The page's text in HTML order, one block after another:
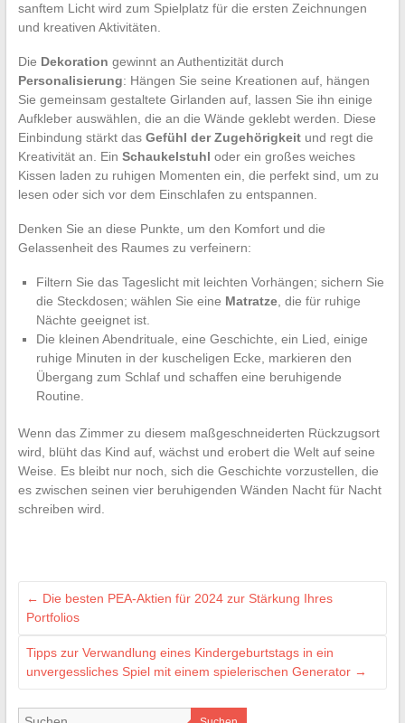
sanftem Licht wird zum Spielplatz für die ersten Zeichnungen
und kreativen Aktivitäten.
Die Dekoration gewinnt an Authentizität durch
Personalisierung: Hängen Sie seine Kreationen auf, hängen
Sie gemeinsam gestaltete Girlanden auf, lassen Sie ihn einige
Aufkleber auswählen, die an die Wände geklebt werden. Diese
Einbindung stärkt das Gefühl der Zugehörigkeitund regt die
Kreativität an. Ein Schaukelstuhl oder ein großes weiches
Kissen laden zu ruhigen Momenten ein, die perfekt sind, um zu
lesen oder sich vor dem Einschlafen zu entspannen.
Denken Sie an diese Punkte, um den Komfort und die
Gelassenheit des Raumes zu verfeinern:
Filtern Sie das Tageslicht mit leichten Vorhängen; sichern Sie
die Steckdosen; wählen Sie eine Matratze, die für ruhige
Nächte geeignet ist.
Die kleinen Abendrituale, eine Geschichte, ein Lied, einige
ruhige Minuten in der kuscheligen Ecke, markieren den
Übergang zum Schlaf und schaffen eine beruhigende
Routine.
Wenn das Zimmer zu diesem maßgeschneiderten Rückzugsort
wird, blüht das Kind auf, wächst und erobert die Welt auf seine
Weise. Es bleibt nur noch, sich die Geschichte vorzustellen, die
es zwischen seinen vier beruhigenden Wänden Nacht für Nacht
schreiben wird.
← Die besten PEA-Aktien für 2024 zur Stärkung Ihres
Portfolios
Tipps zur Verwandlung eines Kindergeburtstags in ein
unvergessliches Spiel mit einem spielerischen Generator →